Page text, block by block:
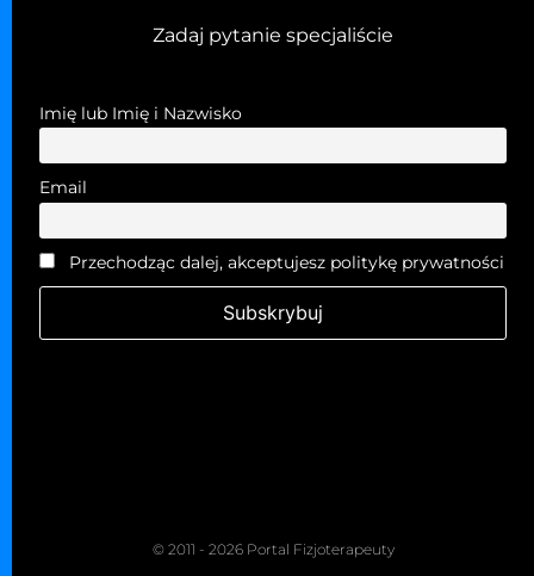
Zadaj pytanie specjaliście
Imię lub Imię i Nazwisko
Email
Przechodząc dalej, akceptujesz politykę prywatności
© 2011 - 2026 Portal Fizjoterapeuty